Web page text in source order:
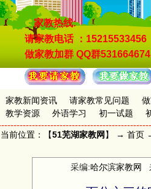
家教热线:
请家教电话 ：15215533456
做家教加群 QQ群531664674
家教新闻资讯 请家教常见问题
教学资源
外语学习 初一试题
当前位置：【51芜湖家教网 】 → 首页
采编:哈尔滨家教网